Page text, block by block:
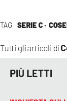
TAG SERIE C ·
Tutti gli articoli di
PIÙ LETTI